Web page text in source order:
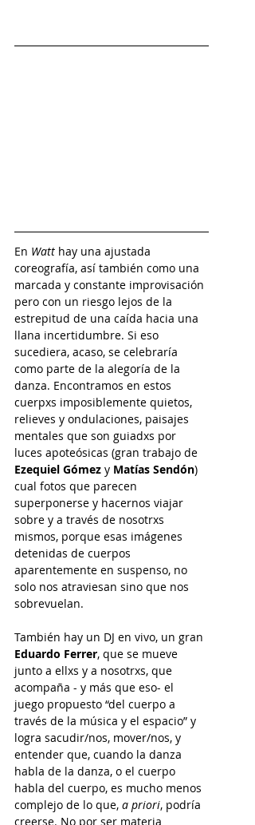
En Watt hay una ajustada
coreografía, así también como una
marcada y constante improvisación
pero con un riesgo lejos de la
estrepitud de una caída hacia una
llana incertidumbre. Si eso
sucediera, acaso, se celebraría
como parte de la alegoría de la
danza. Encontramos en estos
cuerpxs imposiblemente quietos,
relieves y ondulaciones, paisajes
mentales que son guiadxs por
luces apoteósicas (gran trabajo de
Ezequiel Gómez y Matías Sendón)
cual fotos que parecen
superponerse y hacernos viajar
sobre y a través de nosotrxs
mismos, porque esas imágenes
detenidas de cuerpos
aparentemente en suspenso, no
solo nos atraviesan sino que nos
sobrevuelan.
También hay un DJ en vivo, un gran
Eduardo Ferrer, que se mueve
junto a ellxs y a nosotrxs, que
acompaña - y más que eso- el
juego propuesto “del cuerpo a
través de la música y el espacio” y
logra sacudir/nos, mover/nos, y
entender que, cuando la danza
habla de la danza, o el cuerpo
habla del cuerpo, es mucho menos
complejo de lo que, a priori, podría
creerse. No por ser materia